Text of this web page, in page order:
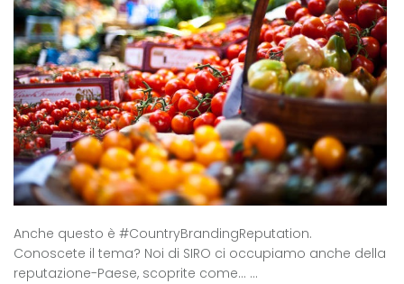
Anche questo è #CountryBrandingReputation.
Conoscete il tema? Noi di SIRO ci occupiamo anche della
reputazione-Paese, scoprite come... ...